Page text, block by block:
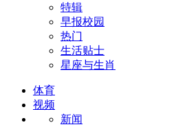
特辑
早报校园
热门
生活贴士
星座与生肖
体育
视频
新闻